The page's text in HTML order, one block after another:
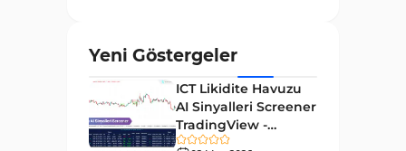
Göstergeleri
Forward Piyasası MT4
Göstergeleri
Döngüler MT4 Göstergeleri
Yeni Göstergeler
ICT Likidite Havuzu
AI Sinyalleri Screener
TradingView -
[TradingFinder]